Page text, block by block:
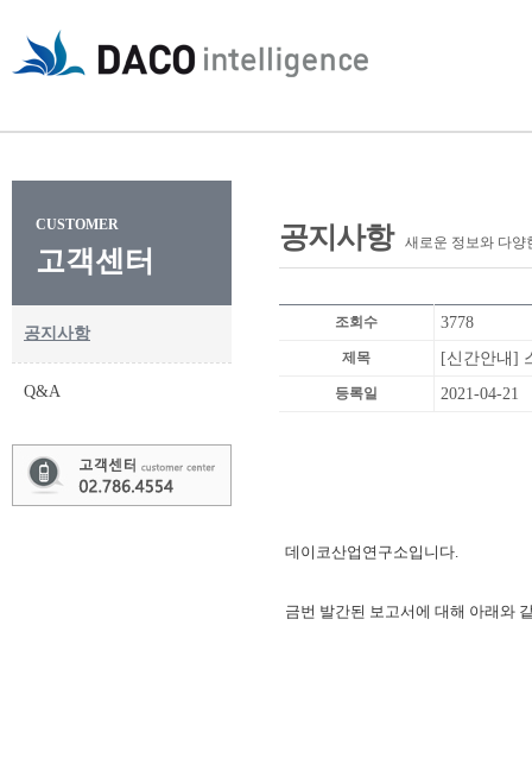
CUSTOMER
고객센터
공지사항
Q&A
공지사항 새로운 정보와 다양
조회수 3778
제목 [신간안내]
등록일 2021-04-21
데이코산업연구소입니다.
금번 발간된 보고서에 대해 아래와